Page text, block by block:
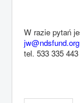
W razie pytań
jw@ndsfund.org
tel. 533 335 443